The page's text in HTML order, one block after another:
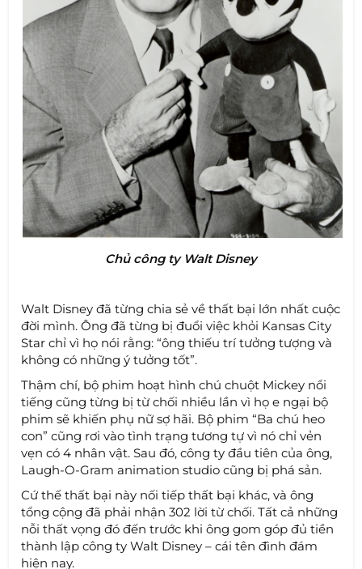
Chủ công ty Walt Disney
Walt Disney đã từng chia sẻ về thất bại lớn nhất cuộc
đời mình. Ông đã từng bị đuổi việc khỏi Kansas City
Star chỉ vì họ nói rằng: “ông thiếu trí tưởng tượng và
không có những ý tưởng tốt”.
Thậm chí, bộ phim hoạt hình chú chuột Mickey nổi
tiếng cũng từng bị từ chối nhiều lần vì họ e ngại bộ
phim sẽ khiến phụ nữ sợ hãi. Bộ phim “Ba chú heo
con” cũng rơi vào tình trạng tương tự vì nó chỉ vẻn
vẹn có 4 nhân vật. Sau đó, công ty đầu tiên của ông,
Laugh-O-Gram animation studio cũng bị phá sản.
Cứ thế thất bại này nối tiếp thất bại khác, và ông
tổng cộng đã phải nhận 302 lời từ chối. Tất cả những
nỗi thất vọng đó đến trước khi ông gom góp đủ tiền
thành lập công ty Walt Disney – cái tên đình đám
hiện nay.